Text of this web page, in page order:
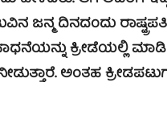
ಜನ್ಮ ದಿನದಂದು
ಕ್ರೀಡೆಯಲ್ಲಿ
ಅಂತಹ